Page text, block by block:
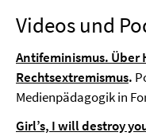
Videos und
Antifeminismus. Über
Rechtsextremismus.
Medienpädagogik in
Girl’s, I will destroy